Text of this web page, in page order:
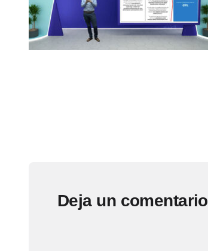
Deja un comentario